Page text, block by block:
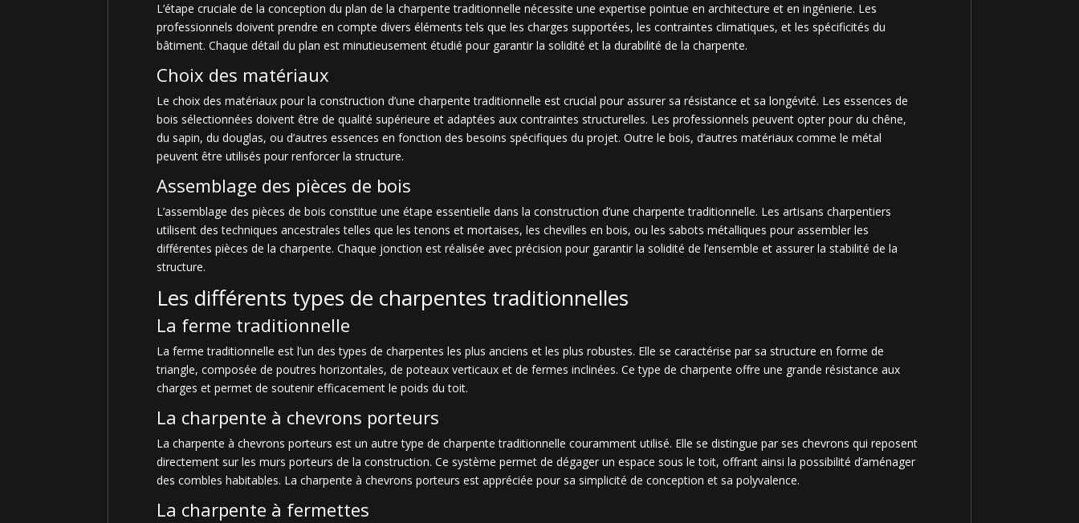
L’étape cruciale de la conception du plan de la charpente traditionnelle nécessite une expertise pointue en architecture et en ingénierie. Les
professionnels doivent prendre en compte divers éléments tels que les charges supportées, les contraintes climatiques, et les spécificités du
bâtiment. Chaque détail du plan est minutieusement étudié pour garantir la solidité et la durabilité de la charpente.
Choix des matériaux
Le choix des matériaux pour la construction d’une charpente traditionnelle est crucial pour assurer sa résistance et sa longévité. Les essences de
bois sélectionnées doivent être de qualité supérieure et adaptées aux contraintes structurelles. Les professionnels peuvent opter pour du chêne,
du sapin, du douglas, ou d’autres essences en fonction des besoins spécifiques du projet. Outre le bois, d’autres matériaux comme le métal
peuvent être utilisés pour renforcer la structure.
Assemblage des pièces de bois
L’assemblage des pièces de bois constitue une étape essentielle dans la construction d’une charpente traditionnelle. Les artisans charpentiers
utilisent des techniques ancestrales telles que les tenons et mortaises, les chevilles en bois, ou les sabots métalliques pour assembler les
différentes pièces de la charpente. Chaque jonction est réalisée avec précision pour garantir la solidité de l’ensemble et assurer la stabilité de la
structure.
Les différents types de charpentes traditionnelles
La ferme traditionnelle
La ferme traditionnelle est l’un des types de charpentes les plus anciens et les plus robustes. Elle se caractérise par sa structure en forme de
triangle, composée de poutres horizontales, de poteaux verticaux et de fermes inclinées. Ce type de charpente offre une grande résistance aux
charges et permet de soutenir efficacement le poids du toit.
La charpente à chevrons porteurs
La charpente à chevrons porteurs est un autre type de charpente traditionnelle couramment utilisé. Elle se distingue par ses chevrons qui reposent
directement sur les murs porteurs de la construction. Ce système permet de dégager un espace sous le toit, offrant ainsi la possibilité d’aménager
des combles habitables. La charpente à chevrons porteurs est appréciée pour sa simplicité de conception et sa polyvalence.
La charpente à fermettes